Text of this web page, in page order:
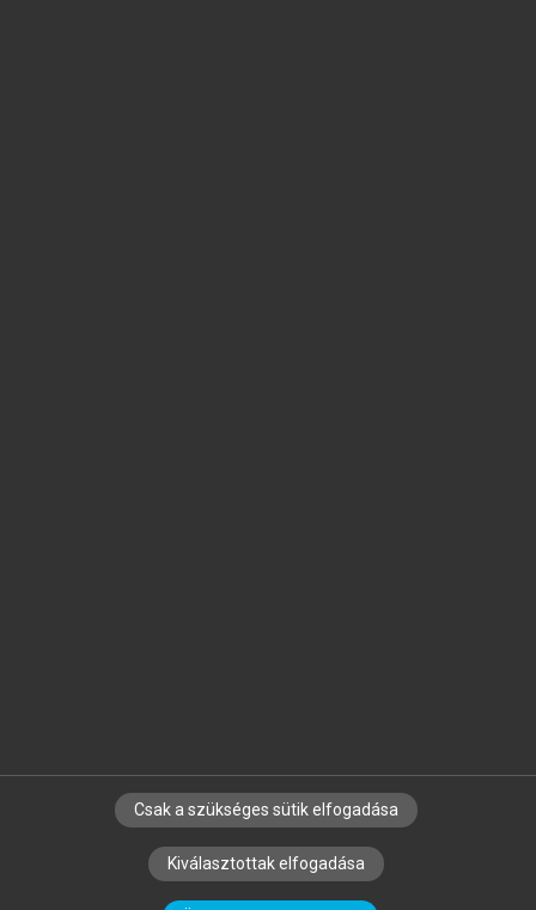
SZERZŐKNEK CÉGEKNEK KÖNYVTÁROSOKNAK
SZERKESZTÉSI ÉS LEKTORÁLÁSI ALAPELVEK
Csak a szükséges sütik elfogadása
Kiválasztottak elfogadása